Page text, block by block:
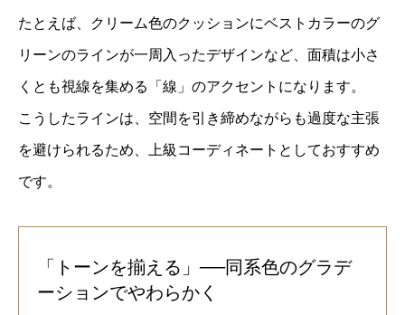
たとえば、クリーム色のクッションにベストカラーのグ
リーンのラインが一周入ったデザインなど、面積は小さ
くとも視線を集める「線」のアクセントになります。
こうしたラインは、空間を引き締めながらも過度な主張
を避けられるため、上級コーディネートとしておすすめ
です。
「トーンを揃える」──同系色のグラデ
ーションでやわらかく